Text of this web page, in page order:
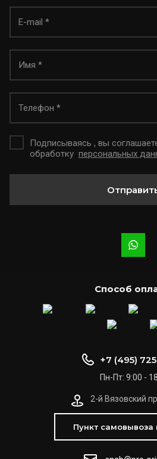
Подписываясь , вы
обработку персональных
Способ
+7 (495)
Пн-Пт: 9:00 -
2-й Вязовский
Пункт самовывоза